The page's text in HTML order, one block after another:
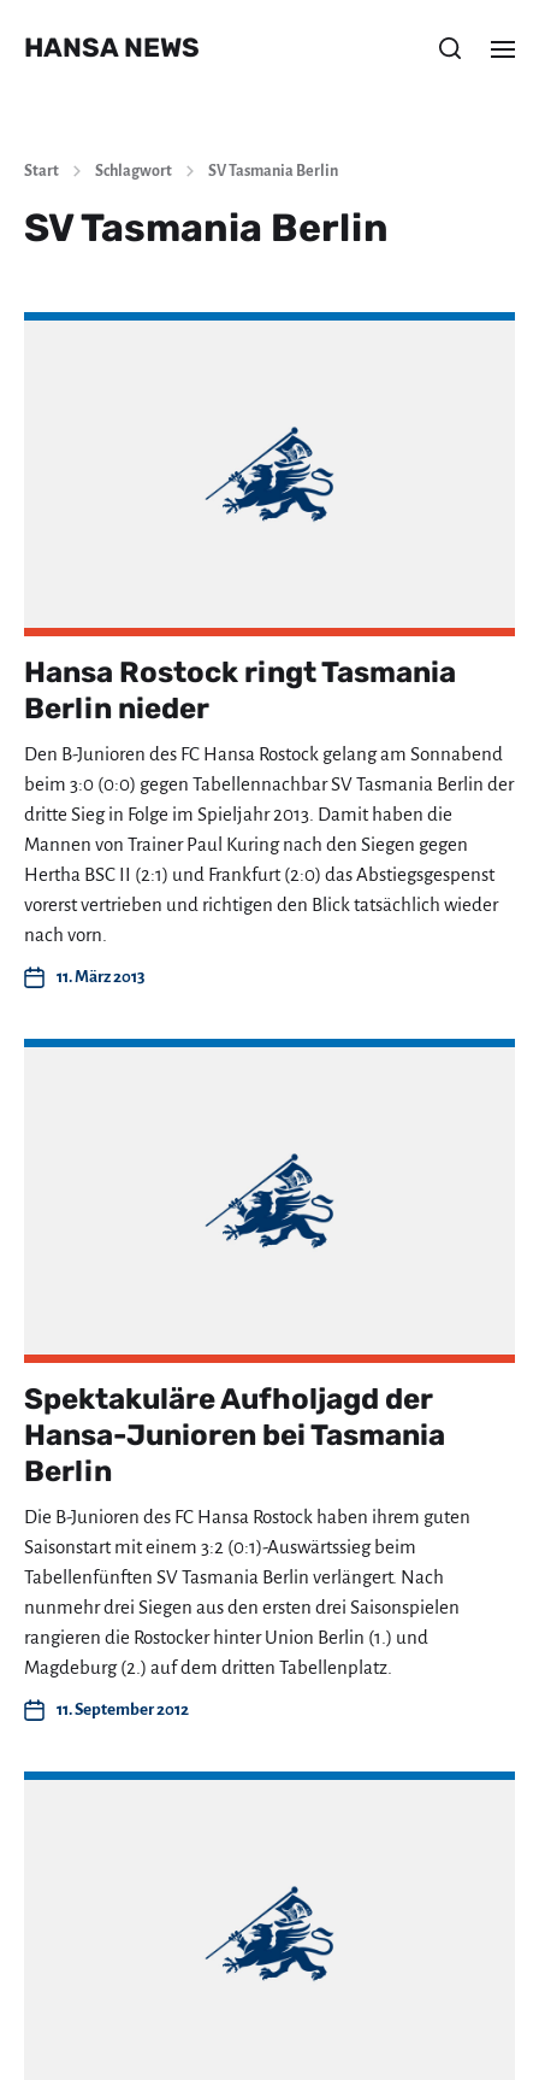
HANSA NEWS
Start Schlagwort SV Tasmania Berlin
SV Tasmania Berlin
Hansa Rostock ringt Tasmania
Berlin nieder
Den B-Junioren des FC Hansa Rostock gelang am Sonnabend
beim 3:0 (0:0) gegen Tabellennachbar SV Tasmania Berlin der
dritte Sieg in Folge im Spieljahr 2013. Damit haben die
Mannen von Trainer Paul Kuring nach den Siegen gegen
Hertha BSC II (2:1) und Frankfurt (2:0) das Abstiegsgespenst
vorerst vertrieben und richtigen den Blick tatsächlich wieder
nach vorn.
11. März 2013
Spektakuläre Aufholjagd der
Hansa-Junioren bei Tasmania
Berlin
Die B-Junioren des FC Hansa Rostock haben ihrem guten
Saisonstart mit einem 3:2 (0:1)-Auswärtssieg beim
Tabellenfünften SV Tasmania Berlin verlängert. Nach
nunmehr drei Siegen aus den ersten drei Saisonspielen
rangieren die Rostocker hinter Union Berlin (1.) und
Magdeburg (2.) auf dem dritten Tabellenplatz.
11. September 2012